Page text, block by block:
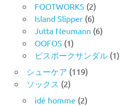
FOOTWORKS (2)
Island Slipper(6)
Jutta Neumann (6)
OOFOS (1)
ビスポークサンダル(1)
シューケア (119)
ソックス (2)
idé homme (2)